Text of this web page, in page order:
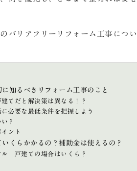
バリアフリーリフォーム工事につ
知るべきリフォーム工事のこと
てだと解決策は異なる！？
必要な最低条件を把握しよう
？
ント
くらかかるの？補助金は使えるの？
｜戸建ての場合はいくら？